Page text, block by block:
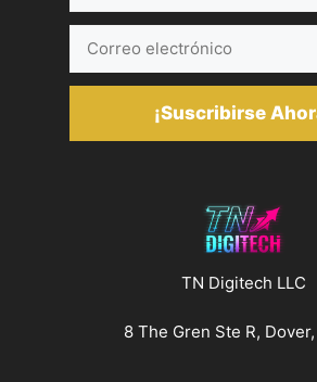
electrónico
¡Suscribirse
TN Digitech LLC
8 The Gren Ste R, Dover,